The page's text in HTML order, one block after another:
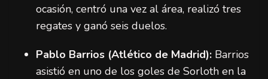
ocasión, centró una vez al área, realizó tres
regates y ganó seis duelos.
Pablo Barrios (Atlético de Madrid): Barrios
asistió en uno de los goles de Sorloth en la